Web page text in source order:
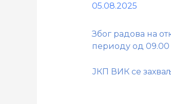
05.08.2025
Због радова на
периоду од 09.00
ЈКП ВИК се